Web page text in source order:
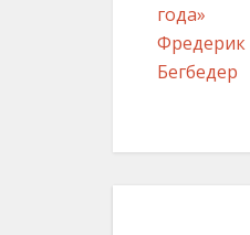
года»
Фредерик
Бегбедер